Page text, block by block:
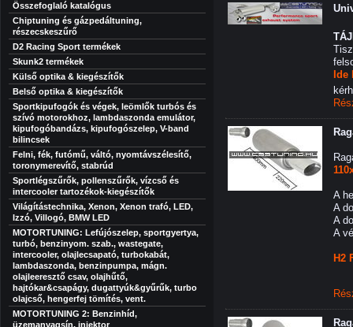
Összefoglaló katalógus
Chiptuning és gázpedáltuning,
részecskeszűrő
D2 Racing Sport termékek
Skunk2 termékek
Külső optika & kiegészítők
Belső optika & kiegészítők
Sportkipufogók és végek, leömlők turbós és
szívó motorokhoz, lambdaszonda emulátor,
kipufogóbandázs, kipufogószelep, V-band
bilincsek
Felni, fék, futómű, váltó, nyomtávszélesítő,
toronymerevítő, stabrúd
Sportlégszűrők, pollenszűrők, vízcső és
intercooler tartozékok-kiegészítők
Világítástechnika, Xenon, Xenon trafó, LED,
Izzó, Villogó, BMW LED
MOTORTUNING: Lefújószelep, sportgyertya,
turbó, benzinyom. szab., wastegate,
intercooler, olajlecsapató, turbokabát,
lambdaszonda, benzinpumpa, mágn.
olajleeresztő csav, olajhűtő,
hajtókar&csapágy, dugattyúk&gyűrűk, turbo
olajcső, hengerfej tömítés, vent.
MOTORTUNING 2: Benzinhíd,
üzemanyagsín, injektor
A
A
A
A
H2